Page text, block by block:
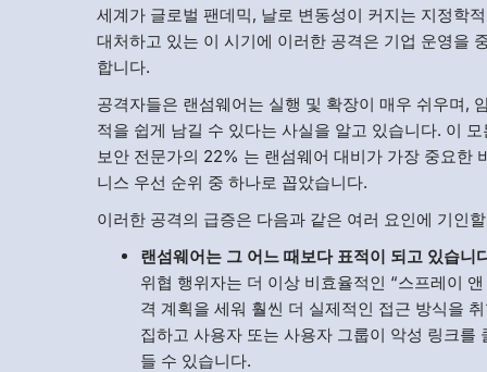
세계가 글로벌 팬데믹, 날로 변동성이 커지는 지정학
대처하고 있는 이 시기에 이러한 공격은 기업 운영을
합니다.
공격자들은 랜섬웨어는 실행 및 확장이 매우 쉬우며,
적을 쉽게 남길 수 있다는 사실을 알고 있습니다. 이
보안 전문가의 22% 는 랜섬웨어 대비가 가장 중요한
니스 우선 순위 중 하나로 꼽았습니다.
이러한 공격의 급증은 다음과 같은 여러 요인에 기인
랜섬웨어는 그 어느 때보다 표적이 되고 있습니
위협 행위자는 더 이상 비효율적인 “스프레이
격 계획을 세워 훨씬 더 실제적인 접근 방식을
집하고 사용자 또는 사용자 그룹이 악성 링크
들 수 있습니다.